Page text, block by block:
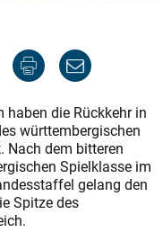
haben die Rückkehr in
württembergischen
Nach dem bitteren
Spielklasse im
gelang den
Spitze des